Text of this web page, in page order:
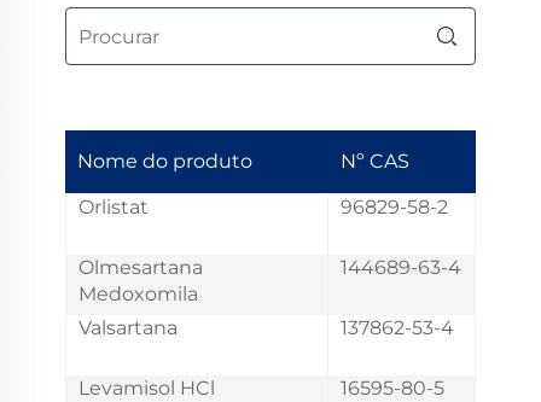
Nome do produto
Nº CAS
Orlistat
96829-58-2
Olmesartana
Medoxomila
144689-63-4
Valsartana 137862-53-4
Levamisol HCl 16595-80-5